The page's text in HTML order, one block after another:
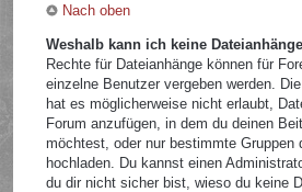
Nach oben
Weshalb kann ich keine
Rechte für Dateianhänge können für
einzelne Benutzer vergeben werden.
hat es möglicherweise nicht erlaubt,
Forum anzufügen, in dem du deinen
möchtest, oder nur bestimmte Gruppen
hochladen. Du kannst einen
du dir nicht sicher bist, wieso du keine